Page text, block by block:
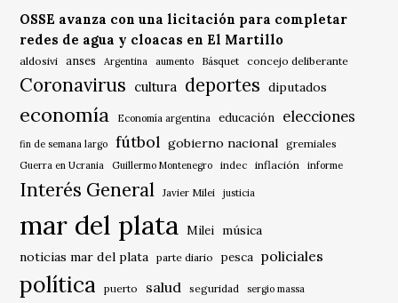
OSSE avanza con una licitación para completar
redes de agua y cloacas en El Martillo
aldosivi anses Argentina aumento Básquet concejo deliberante
Coronavirus cultura deportes diputados
economía Economía argentina educación elecciones
fin de semana largo fútbol gobierno nacional gremiales
Guerra en Ucrania Guillermo Montenegro indec inflación informe
Interés General Javier Milei justicia
mar del plata Milei música
noticias mar del plata
parte diario pesca policiales
política puerto salud seguridad sergio massa